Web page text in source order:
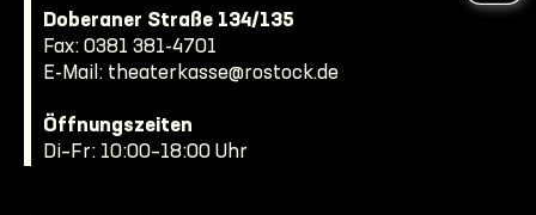
Doberaner Straße 134/135
Fax: 0381 381-4701
E-Mail: theaterkasse@rostock.de
Öffnungszeiten
Di–Fr: 10:00–18:00 Uhr